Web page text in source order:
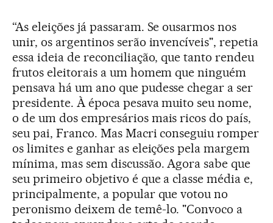
“As eleições já passaram. Se ousarmos nos
unir, os argentinos serão invencíveis", repetia
essa ideia de reconciliação, que tanto rendeu
frutos eleitorais a um homem que ninguém
pensava há um ano que pudesse chegar a ser
presidente. À época pesava muito seu nome,
o de um dos empresários mais ricos do país,
seu pai, Franco. Mas Macri conseguiu romper
os limites e ganhar as eleições pela margem
mínima, mas sem discussão. Agora sabe que
seu primeiro objetivo é que a classe média e,
principalmente, a popular que votou no
peronismo deixem de temê-lo. "Convoco a